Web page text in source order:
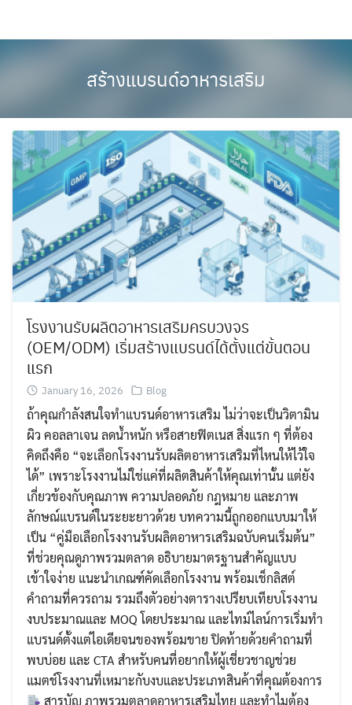
Search
for: Search
สร้างแบรนด์อาหารเสริม
โรงงานรับผลิตอาหารเสริมครบวงจร
(OEM/ODM) เริ่มสร้างแบรนด์ได้ตั้งแต่ขั้นตอน
แรก
January 16, 2026 Blog
ถ้าคุณกำลังสนใจทำแบรนด์อาหารเสริม ไม่ว่าจะเป็นวิตามิน
ผิว คอลลาเจน ลดน้ำหนัก หรือสายฟิตเนส สิ่งแรก ๆ ที่ต้อง
คิดถึงคือ “จะเลือกโรงงานรับผลิตอาหารเสริมที่ไหนให้ไว้ใจ
ได้” เพราะโรงงานไม่ใช่แค่ที่ผลิตสินค้าให้คุณเท่านั้น แต่ยัง
เกี่ยวข้องกับคุณภาพ ความปลอดภัย กฎหมาย และภาพ
ลักษณ์แบรนด์ในระยะยาวด้วย บทความนี้ถูกออกแบบมาให้
เป็น “คู่มือเลือกโรงงานรับผลิตอาหารเสริมฉบับคนเริ่มต้น”
ที่ช่วยคุณดูภาพรวมตลาด อธิบายมาตรฐานสำคัญแบบ
เข้าใจง่าย แนะนำเกณฑ์คัดเลือกโรงงาน พร้อมเช็กลิสต์
คำถามที่ควรถาม รวมถึงตัวอย่างตารางเปรียบเทียบโรงงาน
งบประมาณและ MOQ โดยประมาณ และไทม์ไลน์การเริ่มทำ
แบรนด์ตั้งแต่ไอเดียจนของพร้อมขาย ปิดท้ายด้วยคำถามที่
พบบ่อย และ CTA สำหรับคนที่อยากให้ผู้เชี่ยวชาญช่วย
แมตช์โรงงานที่เหมาะกับงบและประเภทสินค้าที่คุณต้องการ
สารบัญ ภาพรวมตลาดอาหารเสริมไทย และทำไมต้อง